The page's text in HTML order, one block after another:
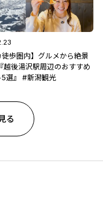
徒歩圏内】グルメから絶景
越後湯沢駅周辺のおすすめ
5選』 #新潟観光
る